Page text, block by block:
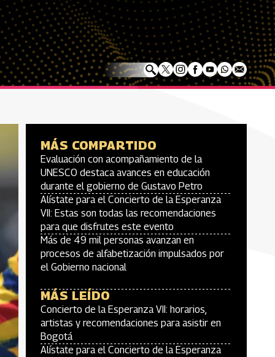
MÁS COMPARTIDO
Evaluación con acompañamiento de la
UNESCO destaca avances en educación
durante el gobierno de Gustavo Petro
Alístate para el Concierto de la Esperanza
VII: Estas son todas las recomendaciones
para que disfrutes este evento
Más de 49 mil personas avanzan en
procesos de alfabetización impulsados por
el Gobierno nacional
MÁS LEÍDO
Concierto de la Esperanza VII: horarios,
artistas y recomendaciones para asistir en
Bogotá
Alístate para el Concierto de la Esperanza